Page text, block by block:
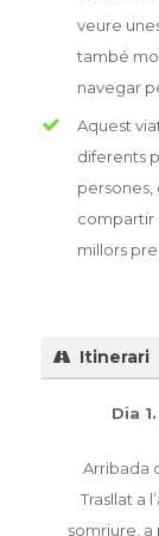
veure
també
navegar
Aquest
diferents
persones,
compartir
millors
Itinerari
Dia
Arribada
Trasllat a
somriure, a